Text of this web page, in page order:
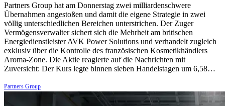
Partners Group hat am Donnerstag zwei milliardenschwere
Übernahmen angestoßen und damit die eigene Strategie in zwei
völlig unterschiedlichen Bereichen unterstrichen. Der Zuger
Vermögensverwalter sichert sich die Mehrheit am britischen
Energiedienstleister AVK Power Solutions und verhandelt zugleich
exklusiv über die Kontrolle des französischen Kosmetikhändlers
Aroma-Zone. Die Aktie reagierte auf die Nachrichten mit
Zuversicht: Der Kurs legte binnen sieben Handelstagen um 6,58…
Partners Group